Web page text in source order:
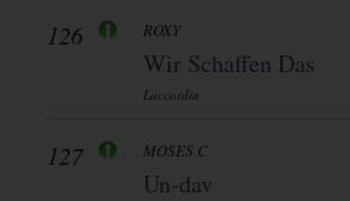
126 ROXY
Wir Schaffen Das
Laccordia
127 MOSES C
Un-dav